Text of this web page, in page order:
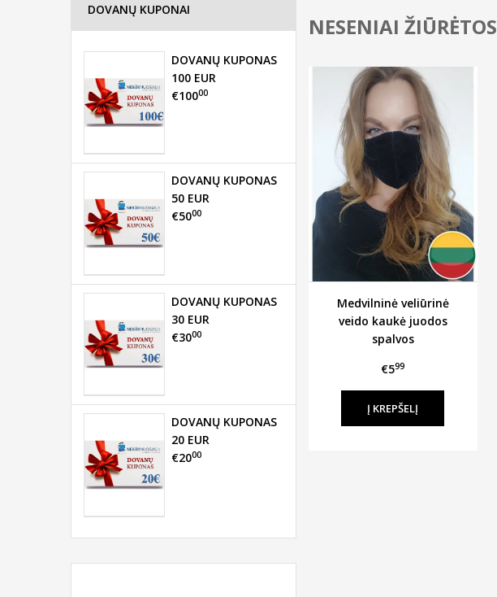
NESENIAI ŽIŪRĖTOS
Medvilninė veliūrinė
veido kaukė juodos
spalvos
€599
DOVANŲ KUPONAI
DOVANŲ KUPONAS
100 EUR
€10000
DOVANŲ KUPONAS
50 EUR
€5000
DOVANŲ KUPONAS
30 EUR
€3000
DOVANŲ KUPONAS
20 EUR
€2000